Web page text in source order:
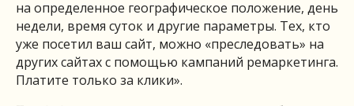
на определенное географическое положение, день
недели, время суток и другие параметры. Тех, кто
уже посетил ваш сайт, можно «преследовать» на
других сайтах с помощью кампаний ремаркетинга.
Платите только за клики».